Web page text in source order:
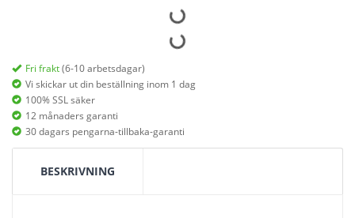
Fri frakt(6-10 arbetsdagar)
Vi skickar ut din beställning inom 1 dag
100% SSL säker
12 månaders garanti
30 dagars pengarna-tillbaka-garanti
BESKRIVNING